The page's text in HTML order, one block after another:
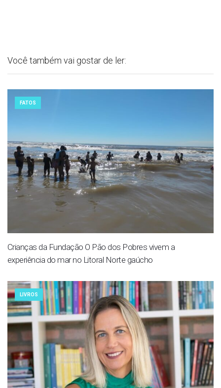
Você também vai gostar de ler:
FATOS
Crianças da Fundação O Pão dos Pobres vivem a
experiência do mar no Litoral Norte gaúcho
LIVROS